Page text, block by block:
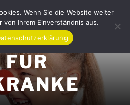
Wenn Sie die Website weiter
Ihrem Einverständnis aus.